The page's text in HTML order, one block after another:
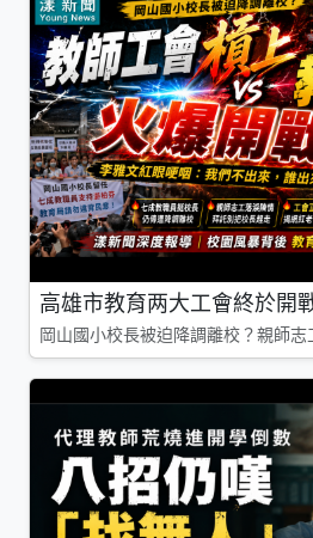
高雄市教育两大工會終於開
岡山國小校長被迫降調離校？親師